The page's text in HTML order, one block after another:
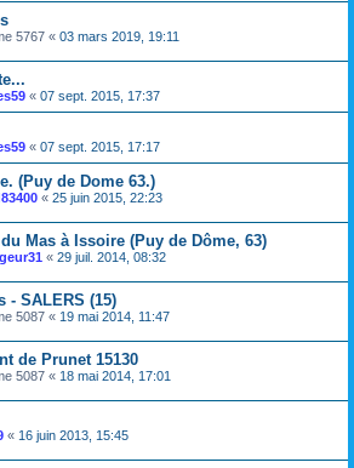
5767 « 03 mars 2019, 19:11
« 07 sept. 2015, 17:37
« 07 sept. 2015, 17:17
(Puy de Dome 63.)
« 25 juin 2015, 22:23
Mas à Issoire (Puy de Dôme, 63)
« 29 juil. 2014, 08:32
- SALERS (15)
5087 « 19 mai 2014, 11:47
de Prunet 15130
5087 « 18 mai 2014, 17:01
« 16 juin 2013, 15:45